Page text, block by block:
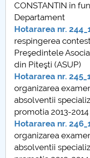
Evenimente CUP
Accesibilitate
Raportul Conducerii
privind
2024
Parteneri CUP
Centrul de
CONSTANTIN în
Departament
Hotararea nr.
respingerea
Preşedintele
din Piteşti (ASUP)
Hotararea nr.
organizarea
absolventii
promotia 2013-
Hotararea nr.
organizarea
absolventii